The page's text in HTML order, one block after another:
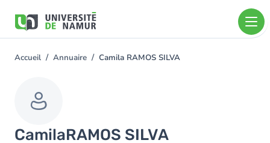
contenu
You
Accueil Annuaire Camila RAMOS SILVA
CamilaRAMOS SILVA